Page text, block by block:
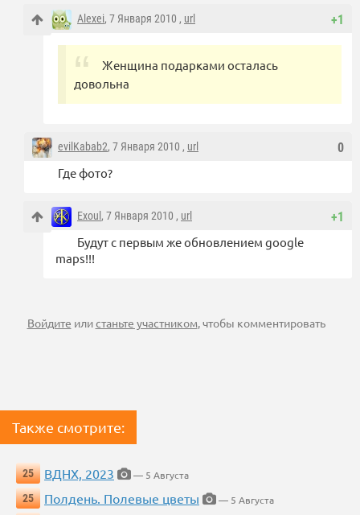
+1
Alexei, 7 Января 2010 , url
Женщина подарками осталась
довольна
0
evilKabab2, 7 Января 2010 , url
Где фото?
+1
Exoul , 7 Января 2010 , url
Будут с первым же обновлением google
maps!!!
Войдите илистаньте участником, чтобы комментировать
Также смотрите:
25 ВДНХ, 2023
— 5 Августа
25
Полдень. Полевые цветы
— 5 Августа